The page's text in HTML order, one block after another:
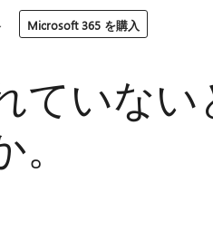
Microsoft 365 を購入
ていない